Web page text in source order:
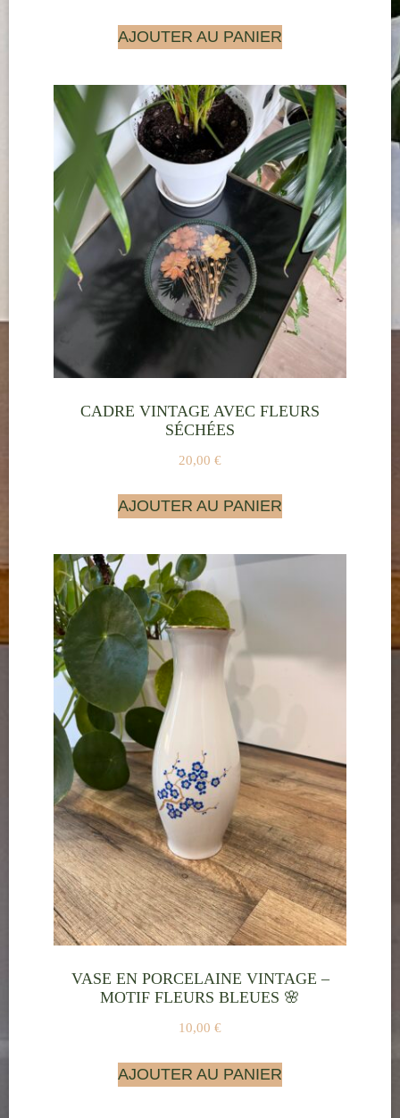
AJOUTER AU PANIER
CADRE VINTAGE AVEC FLEURS
SÉCHÉES
20,00 €
AJOUTER AU PANIER
VASE EN PORCELAINE VINTAGE –
MOTIF FLEURS BLEUES 🌸
10,00 €
AJOUTER AU PANIER